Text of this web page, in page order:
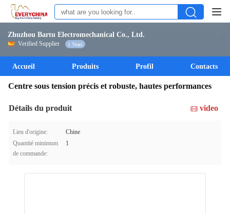
Zhuzhou Bartu Electromechanical Co., Ltd.
Verified Supplier 1 Years
Accueil Produits Profil Contacts
Centre sous tension précis et robuste, hautes performances
Détails du produit video
Lieu d'origine:
Chine
Quantité minimum
de commande:
1